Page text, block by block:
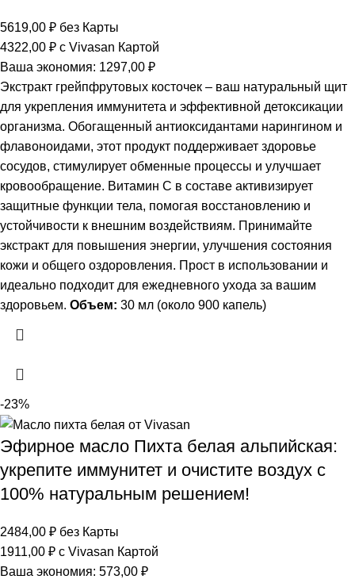
5619,00 ₽ без Карты
4322,00 ₽ с Vivasan Картой
Ваша экономия: 1297,00 ₽
Экстракт грейпфрутовых косточек – ваш натуральный щит
для укрепления иммунитета и эффективной детоксикации
организма. Обогащенный антиоксидантами нарингином и
флавоноидами, этот продукт поддерживает здоровье
сосудов, стимулирует обменные процессы и улучшает
кровообращение. Витамин С в составе активизирует
защитные функции тела, помогая восстановлению и
устойчивости к внешним воздействиям. Принимайте
экстракт для повышения энергии, улучшения состояния
кожи и общего оздоровления. Прост в использовании и
идеально подходит для ежедневного ухода за вашим
здоровьем. Объем: 30 мл (около 900 капель)
-23%
Эфирное масло Пихта белая альпийская:
укрепите иммунитет и очистите воздух с
100% натуральным решением!
2484,00 ₽ без Карты
1911,00 ₽ с Vivasan Картой
Ваша экономия: 573,00 ₽